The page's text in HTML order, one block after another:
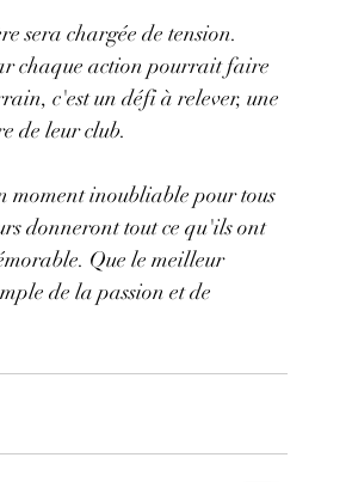
sera chargée de tension.
chaque action pourrait faire
c'est un défi à relever, une
de leur club.
moment inoubliable pour tous
donneront tout ce qu'ils ont
Que le meilleur
de la passion et de